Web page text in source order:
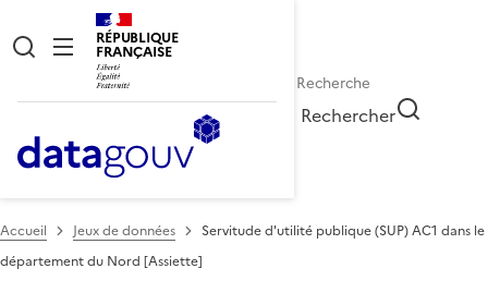
RÉPUBLIQUE
FRANÇAISE
Rechercher
Accueil Jeux de données
Servitude d'utilité publique (SUP) AC1 dans le
département du Nord [Assiette]